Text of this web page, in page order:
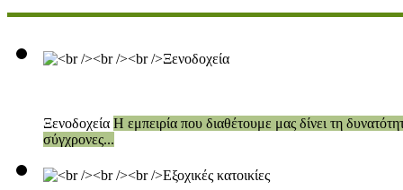
Ξενοδοχεία Η εμπειρία που διαθέτουμε μας δίνει τη
σύγχρονες...